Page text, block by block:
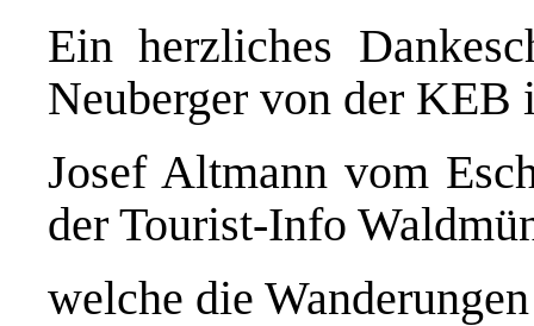
Ein herzliches
Neuberger von der KEB
Josef Altmann vom
der Tourist-Info
welche die